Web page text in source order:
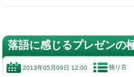
落語に感じるプレゼンの
2013年05月09日 12:00 独り言